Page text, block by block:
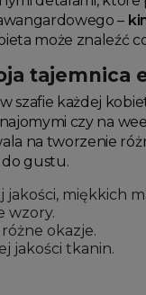
–
może znaleźć
tajemnica
szafie każdej
czy na
na tworzenie
do gustu.
miękkich
wzory.
okazje.
jakości tkanin.